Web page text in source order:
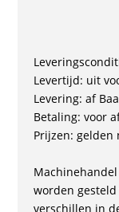
Levertijd: uit
Levering: af
Betaling: voor
Prijzen: gelden
worden gesteld
verschillen in